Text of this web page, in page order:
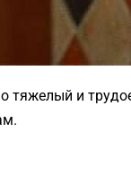
тяжелый и